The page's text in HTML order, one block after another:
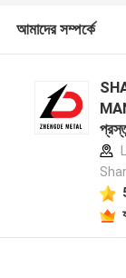
আমাদের সম্পর্কে